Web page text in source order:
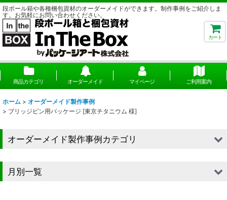
段ボール箱や各種梱包資材のオーダーメイドができます。制作事例をご紹介しま
す。お気軽にお問い合わせください。
カート
商品カテゴリ オーダーメイド マイページ ご利用案内
ホーム > オーダーメイド製作事例
> ブリッジピン用パッケージ [東京チタニウム 様]
オーダーメイド製作事例カテゴリ
■段ボール（箱以外）
月別一覧